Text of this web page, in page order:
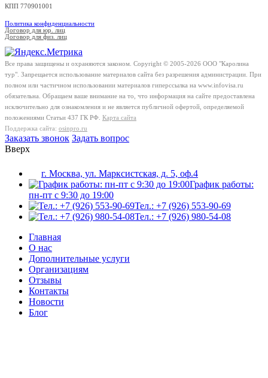
КПП 770901001
Политика конфиденциальности
Договор для юр. лиц
Договор для физ. лиц
Все права защищены и охраняются законом. Copyright © 2005-2026 OOO "Каролина
тур". Запрещается использование материалов сайта без разрешения администрации. При
полном или частичном использовании материалов гиперссылка на www.infovisa.ru
обязательна. Обращаем ваше внимание на то, что информация на сайте предоставлена
исключительно для ознакомления и не является публичной офертой, определяемой
положениями Статьи 437 ГК РФ. Карта сайта
Поддержка сайта: osinpro.ru
Заказать звонок Задать вопрос
Вверх
г. Москва, ул. Марксистская, д. 5, оф.4
График работы:
пн-пт с 9:30 до 19:00
Тел.: +7 (926) 553-90-69
Тел.: +7 (926) 980-54-08
Главная
О нас
Дополнительные услуги
Организациям
Отзывы
Контакты
Новости
Блог